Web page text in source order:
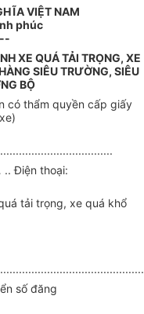
VIỆT NAM
phúc
XE QUÁ TẢI TRỌNG, XE
SIÊU TRƯỜNG, SIÊU
BỘ
thẩm quyền cấp giấy
thoại:
tải trọng, xe quá khổ
số đăng